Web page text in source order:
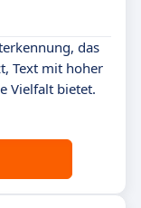
das
Text mit hoher
Vielfalt bietet.